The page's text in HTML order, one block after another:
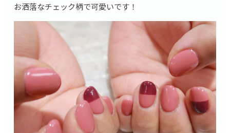
お洒落なチェック柄で可愛いです！